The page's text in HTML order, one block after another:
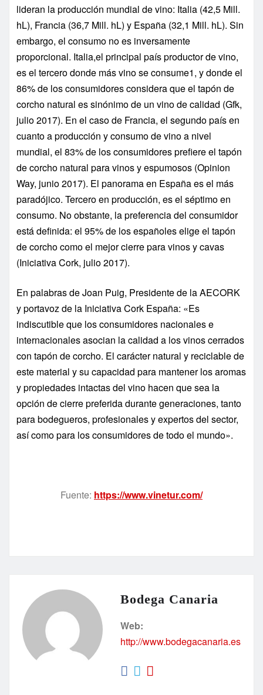
lideran la producción mundial de vino: Italia (42,5 Mill.
hL), Francia (36,7 Mill. hL) y España (32,1 Mill. hL). Sin
embargo, el consumo no es inversamente
proporcional. Italia,el principal país productor de vino,
es el tercero donde más vino se consume1, y donde el
86% de los consumidores considera que el tapón de
corcho natural es sinónimo de un vino de calidad (Gfk,
julio 2017). En el caso de Francia, el segundo país en
cuanto a producción y consumo de vino a nivel
mundial, el 83% de los consumidores prefiere el tapón
de corcho natural para vinos y espumosos (Opinion
Way, junio 2017). El panorama en España es el más
paradójico. Tercero en producción, es el séptimo en
consumo. No obstante, la preferencia del consumidor
está definida: el 95% de los españoles elige el tapón
de corcho como el mejor cierre para vinos y cavas
(Iniciativa Cork, julio 2017).
En palabras de Joan Puig, Presidente de la AECORK
y portavoz de la Iniciativa Cork España: «Es
indiscutible que los consumidores nacionales e
internacionales asocian la calidad a los vinos cerrados
con tapón de corcho. El carácter natural y reciclable de
este material y su capacidad para mantener los aromas
y propiedades intactas del vino hacen que sea la
opción de cierre preferida durante generaciones, tanto
para bodegueros, profesionales y expertos del sector,
así como para los consumidores de todo el mundo».
Fuente: https://www.vinetur.com/
Bodega Canaria
Web:
http://www.bodegacanaria.es